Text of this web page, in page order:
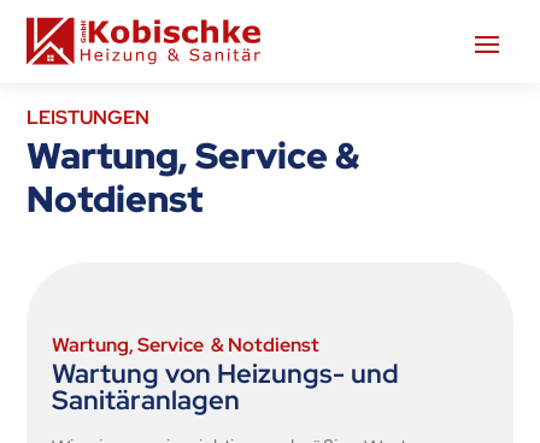
LEISTUNGEN
Wartung, Service &
Notdienst
Wartung, Service & Notdienst
Wartung von Heizungs- und
Sanitäranlagen